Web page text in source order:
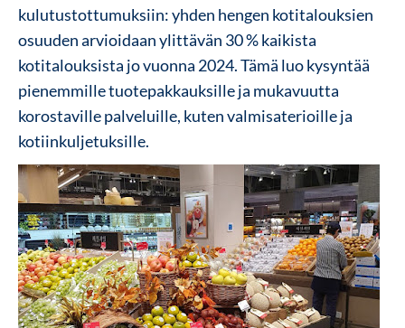
kulutustottumuksiin: yhden hengen kotitalouksien
osuuden arvioidaan ylittävän 30 % kaikista
kotitalouksista jo vuonna 2024. Tämä luo kysyntää
pienemmille tuotepakkauksille ja mukavuutta
korostaville palveluille, kuten valmisaterioille ja
kotiinkuljetuksille.